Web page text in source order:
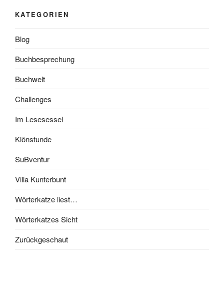
KATEGORIEN
Blog
Buchbesprechung
Buchwelt
Challenges
Im Lesesessel
Klönstunde
SuBventur
Villa Kunterbunt
Wörterkatze liest…
Wörterkatzes Sicht
Zurückgeschaut